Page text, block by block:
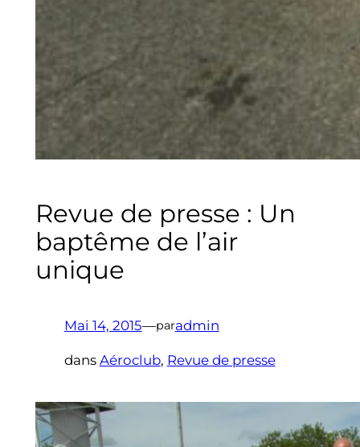
Revue de presse : Un
baptême de l’air
unique
Mai 14, 2015—paradmin
dans Aéroclub, Revue de presse